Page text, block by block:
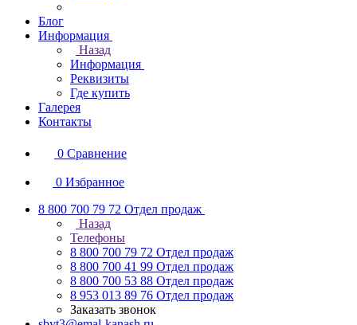
Блог
Информация
Назад
Информация
Реквизиты
Где купить
Галерея
Контакты
0 Сравнение
0 Избранное
8 800 700 79 72 Отдел продаж
Назад
Телефоны
8 800 700 79 72 Отдел продаж
8 800 700 41 99 Отдел продаж
8 800 700 53 88 Отдел продаж
8 953 013 89 76 Отдел продаж
Заказать звонок